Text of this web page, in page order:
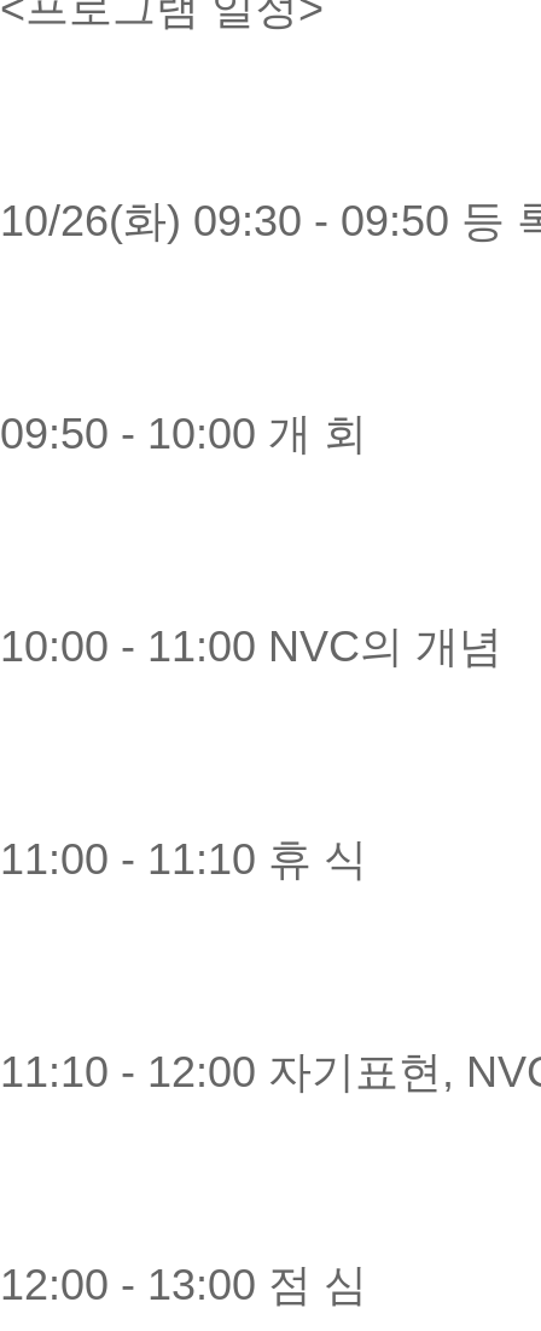
10/26(화) 09:30 - 09:50 등
09:50 - 10:00 개 회
10:00 - 11:00 NVC의 개념
11:00 - 11:10 휴 식
11:10 - 12:00 자기표현,
12:00 - 13:00 점 심